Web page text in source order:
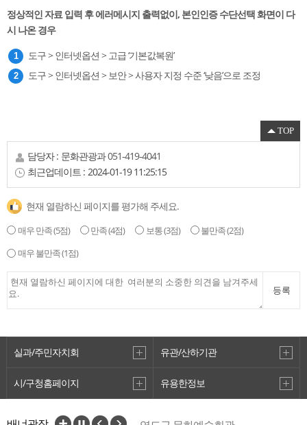
정상적인 자료 입력 후 에러메시지 출력없이, 본인인증 수단선택 화면이 다
시 나온 경우
도구 > 인터넷옵션 > 고급 ‘기본값복원’
도구 > 인터넷옵션 > 보안 > 사용자 지정 수준 ‘낮음’으로 조정
TOP
담당자 : 문화관광과051-419-4041
최근업데이트 : 2024-01-19 11:25:15
현재 열람하신 페이지를 평가해 주세요.
매우 만족(5점) 만족(4점) 보통(3점) 불만족(2점)
매우 불만족(1점)
등록
실과/주민자치회 유관/산하기관
시/구청홈페이지 유용한정보